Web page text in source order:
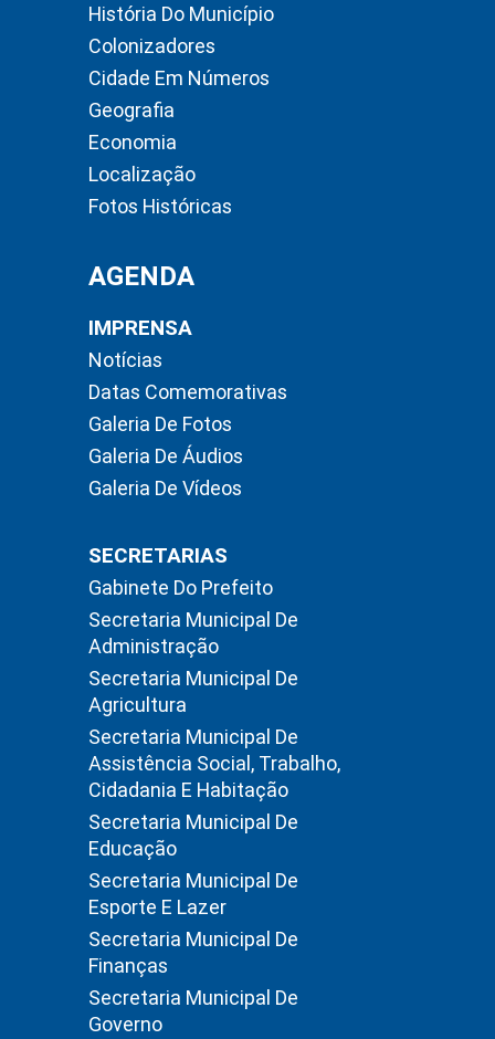
História Do Município
Colonizadores
Cidade Em Números
Geografia
Economia
Localização
Fotos Históricas
AGENDA
IMPRENSA
Notícias
Datas Comemorativas
Galeria De Fotos
Galeria De Áudios
Galeria De Vídeos
SECRETARIAS
Gabinete Do Prefeito
Secretaria Municipal De
Administração
Secretaria Municipal De
Agricultura
Secretaria Municipal De
Assistência Social, Trabalho,
Cidadania E Habitação
Secretaria Municipal De
Educação
Secretaria Municipal De
Esporte E Lazer
Secretaria Municipal De
Finanças
Secretaria Municipal De
Governo